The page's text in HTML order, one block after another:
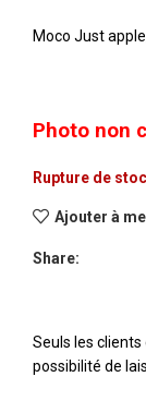
Moco Just
Photo non
Rupture de
Ajouter à
Share:
Seuls les
possibilité de